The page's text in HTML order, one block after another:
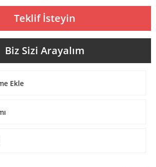
Teklif İsteyin
Biz Sizi Arayalım